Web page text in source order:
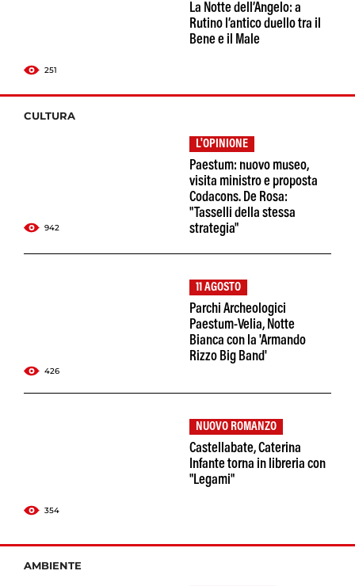
251
La Notte dell’Angelo: a
Rutino l’antico duello tra il
Bene e il Male
CULTURA
942
L'OPINIONE
Paestum: nuovo museo,
visita ministro e proposta
Codacons. De Rosa:
"Tasselli della stessa
strategia"
426
11 AGOSTO
Parchi Archeologici
Paestum-Velia, Notte
Bianca con la 'Armando
Rizzo Big Band'
354
NUOVO ROMANZO
Castellabate, Caterina
Infante torna in libreria con
"Legami"
AMBIENTE